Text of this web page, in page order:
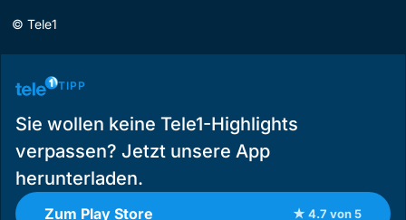
© Tele1
TIPP
Sie wollen keine Tele1-Highlights
verpassen? Jetzt unsere App
herunterladen.
Zum Play Store ★ 4.7 von 5